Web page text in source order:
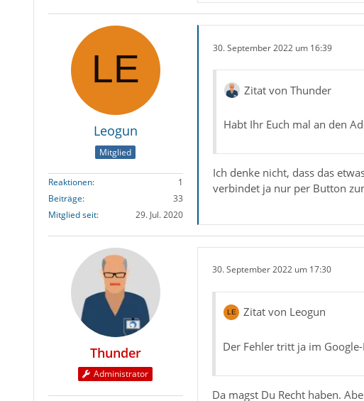
Leogun
Mitglied
Reaktionen
1
Beiträge
33
Mitglied seit
29. Jul. 2020
30. September 2022 um 16:39
Zitat von Thunder
Habt Ihr Euch mal an den
Ich denke nicht, dass das
verbindet ja nur per Button
Thunder
Administrator
30. September 2022 um 17:30
Zitat von Leogun
Der Fehler tritt ja im
Da magst Du Recht haben.